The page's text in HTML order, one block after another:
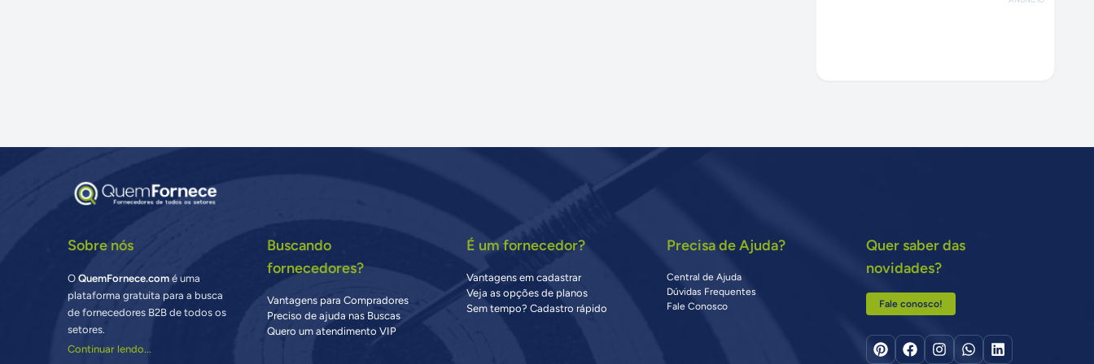
Sobre nós
OQuemFornece.com é uma
plataforma gratuita para a busca
de fornecedores B2B de todos os
setores.
Continuar lendo...
Buscando
fornecedores?
Vantagens para Compradores
Preciso de ajuda nas Buscas
Quero um atendimento VIP
É um fornecedor?
Vantagens em cadastrar
Veja as opções de planos
Sem tempo? Cadastro rápido
Precisa de Ajuda?
Central de Ajuda
Dúvidas Frequentes
Fale Conosco
Quer saber das
novidades?
Fale conosco!